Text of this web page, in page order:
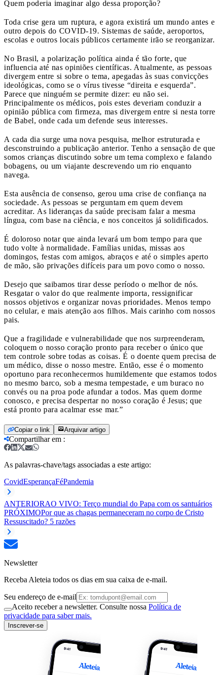
Quem poderia imaginar algo dessa proporção?
Toda crise gera um ruptura, e agora existirá um mundo antes e
outro depois do COVID-19. Sistemas de saúde, aeroportos,
escolas e outros locais públicos certamente irão se reorganizar.
No Brasil, a polarização política ainda é tão forte, que
influencia até nas opiniões científicas. Atualmente, as pessoas
divergem entre si sobre o tema, apegadas às suas convicções
ideológicas, como se o vírus tivesse “direita e esquerda”.
Parece que ninguém se permite dizer: eu não sei.
Principalmente os médicos, pois estes deveriam conduzir a
opinião pública com firmeza, mas divergem entre si nesta torre
de Babel, onde cada um defende seus interesses.
A cada dia surge uma nova pesquisa, melhor estruturada e
desconstruindo a publicação anterior. Tenho a sensação de que
somos crianças discutindo sobre um tema complexo e falando
bobagens, ou um viajante descrevendo um rio enquanto
navega.
Esta ausência de consenso, gerou uma crise de confiança na
sociedade. As pessoas se perguntam em quem devem
acreditar. As lideranças da saúde precisam falar a mesma
língua, com base na ciência, e nos conceitos já solidificados.
É doloroso notar que ainda levará um bom tempo para que
tudo volte à normalidade. Famílias unidas, missas aos
domingos, festas com amigos, abraços e até o simples aperto
de mão, são privações difíceis para um povo como o nosso.
Desejo que saibamos tirar desse período o melhor de nós.
Resgatar o valor do que realmente importa, ressignificar
nossos objetivos e organizar novas prioridades. Menos tempo
no celular, e mais atenção aos filhos. Mais carinho com nossos
pais.
Que a fragilidade e vulnerabilidade que nos surpreenderam,
coloquem o nosso coração pronto para receber o único que
tem controle sobre todas as coisas. É o doente quem precisa de
um médico, disse o nosso mestre. Então, esse é o momento
oportuno para reconhecermos humildemente que estamos todos
no mesmo barco, sob a mesma tempestade, e um buraco no
convés ou na proa pode afundar a todos. Mas quem dorme
conosco, e precisa despertar no nosso coração é Jesus; que
está pronto para acalmar esse mar.”
Copiar o link Arquivar artigo
Compartilhar em :
As palavras-chave/tags associadas a este artigo:
CovidEsperançaFéPandemia
ANTERIORAO VIVO: Terço mundial do Papa com os santuários
PRÓXIMOPor que as chagas permaneceram no corpo de Cristo
Ressuscitado? 5 razões
Newsletter
Receba Aleteia todos os dias em sua caixa de e-mail.
Seu endereço de e-mail
Aceito receber a newsletter. Consulte nossa Política de
privacidade para saber mais.
Inscrever-se